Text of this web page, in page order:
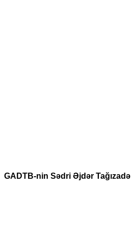
GADTB-nin Sədri Əjdər Tağızadə